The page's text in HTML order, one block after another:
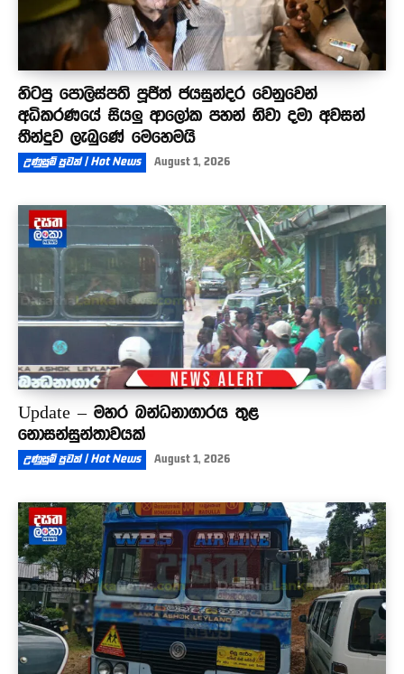
හිටපු පොලිස්පති පූජිත් ජයසුන්දර වෙනුවෙන්
අධිකරණයේ සියලු ආලෝක පහන් නිවා දමා අවසන්
තීන්දුව ලැබුණේ මෙහෙමයි
උණුසුම් පුවත් | Hot News August 1, 2026
Update – මහර බන්ධනාගාරය තුළ
නොසන්සුන්තාවයක්
උණුසුම් පුවත් | Hot News August 1, 2026